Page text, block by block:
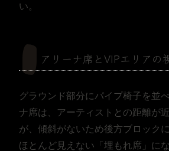
い。
アリーナ席とVIPエリアの
グラウンド部分にパイプ椅子を並
ナ席は、アーティストとの距離が
が、傾斜がないため後方ブロック
ほとんど見えない「埋もれ席」に